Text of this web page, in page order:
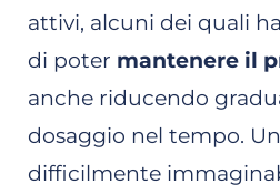
attivi, alcuni dei quali
di poter mantenere il
anche riducendo
dosaggio nel tempo.
difficilmente